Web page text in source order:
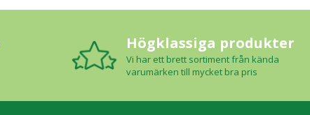
Högklassiga produkter
Vi har ett brett sortiment från kända
varumärken till mycket bra pris